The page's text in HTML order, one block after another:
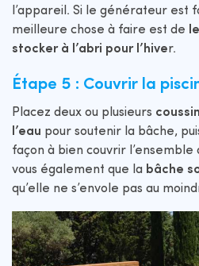
l’appareil. Si le générateur est
meilleure chose à faire est de
stocker à l’abri pour l’hiver.
Étape 5 : Couvrir la
Placez deux ou plusieurs
l’eau pour soutenir la bâche,
façon à bien couvrir l’ensemble
vous également que la bâche
qu’elle ne s’envole pas au